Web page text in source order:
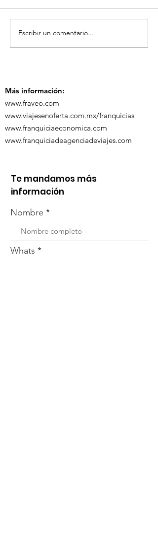
TourTravelynByFraveo
participó en la
Escribir un comentario...
Más información:
www.fraveo.com
www.viajesenoferta.com.mx/franquicias
www.franquiciaeconomica.com
www.franquiciadeagenciadeviajes.com
Te mandamos más
información
Nombre
Whats